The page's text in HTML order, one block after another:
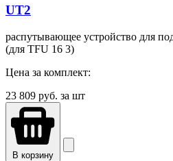
UT2
распутывающее устройство для
(для TFU 16 3)
Цена за комплект:
23 809 руб. за шт
В корзину